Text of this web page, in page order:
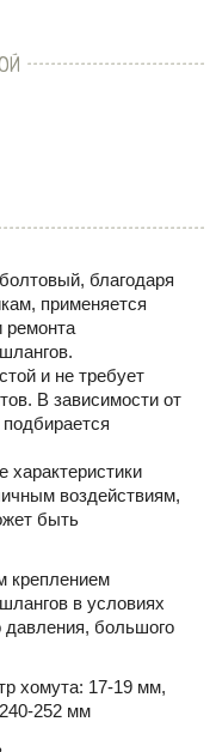
благодаря
применяется
ремонта
и не требует
В зависимости от
характеристики
воздействиям,
быть
креплением
в условиях
большого
хомута: 17-19 мм,
252 мм